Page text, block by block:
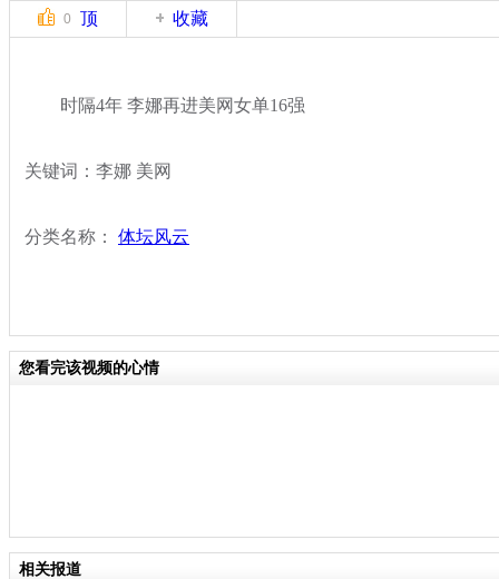
0 顶 收藏
时隔4年 李娜再进美网女单16强
关键词：李娜 美网
分类名称： 体坛风云
您看完该视频的心情
相关报道